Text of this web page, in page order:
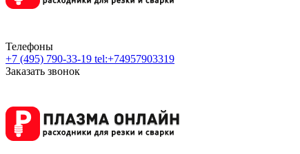
Телефоны
+7 (495) 790-33-19 tel:+74957903319
Заказать звонок